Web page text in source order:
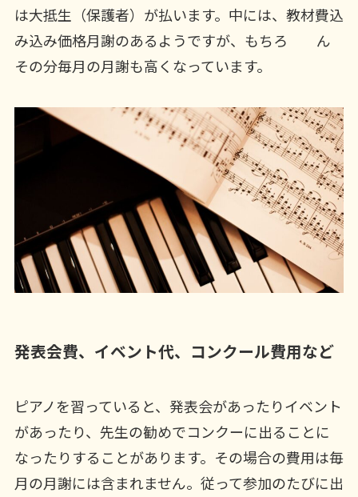
は大抵生（保護者）が払います。中には、教材費込
み込み価格月謝のあるようですが、もちろ ん
その分毎月の月謝も高くなっています。
発表会費、イベント代、コンクール費用など
ピアノを習っていると、発表会があったりイベント
があったり、先生の勧めでコンクーに出ることに
なったりすることがあります。その場合の費用は毎
月の月謝には含まれません。従って参加のたびに出